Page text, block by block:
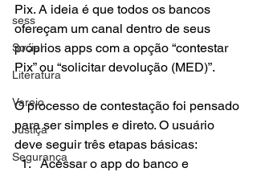
sess
Social
Literatura
Varejo
Justiça
Segurança
Pix. A ideia é que todos os bancos
ofereçam um canal dentro de seus
próprios apps com a opção “contestar
Pix” ou “solicitar devolução (MED)”.
O processo de contestação foi pensado
para ser simples e direto. O usuário
deve seguir três etapas básicas:
Acessar o app do banco e